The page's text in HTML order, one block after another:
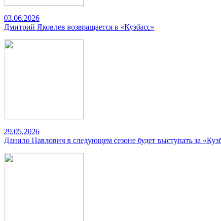
03.06.2026
Дмитрий Яковлев возвращается в «Кузбасс»
29.05.2026
Данило Павлович в следующем сезоне будет выступать за